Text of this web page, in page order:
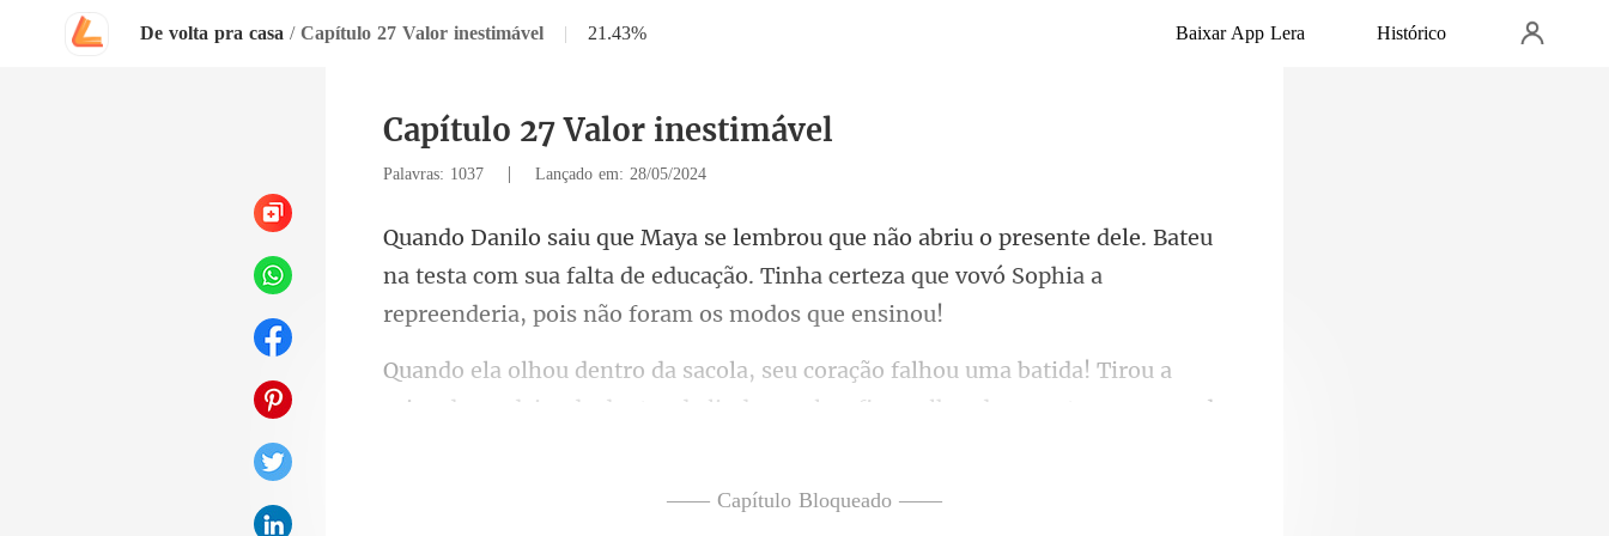
De volta pra casa / Capítulo 27 Valor inestimável | 21.43% Baixar App Lera Histórico
Capítulo 27 Valor inestimável
Palavras: 1037 | Lançado em: 28/05/2024
ele. Bateu
na testa com sua falta de educação. Tinha certeza que
ou uma batida! Tirou a
caixa de madeira de dentro d
—— Capítulo Bloqueado ——